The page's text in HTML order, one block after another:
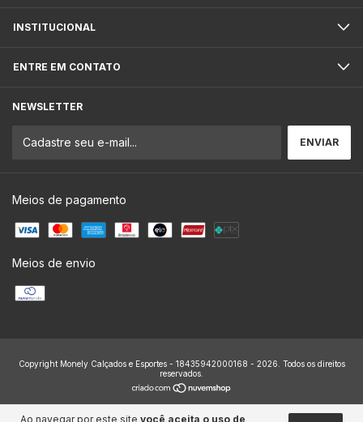
Ao navegar por este site você aceita o uso de
INSTITUCIONAL
ENTRE EM CONTATO
NEWSLETTER
Meios de pagamento
Meios de envio
Copyright Monely Calçados e Esportes - 18435942000168 - 2026. Todos os direitos
reservados.